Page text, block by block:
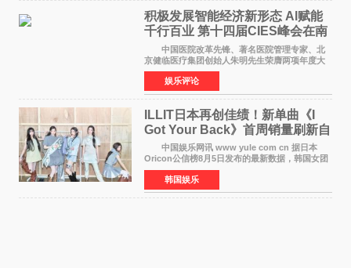
积极发展智能经济新形态 Al赋能
千行百业 第十四届CIES峰会在南
京盛大召开
中国医院改革先锋、著名医院管理专家、北
京健临医疗集团创始人朱明先生荣膺两项年度大
奖 2026年7月31日，盛夏金陵，长江之畔，
以重落地·真务实·强链接为主题的2026&lsquo;人
工智能+&rsquo
娱乐评论
ILLIT日本再创佳绩！新单曲《I
Got Your Back》首周销量刷新自
身纪录
中国娱乐网讯 www yule com cn 据日本
Oricon公信榜8月5日发布的最新数据，韩国女团
ILLIT在日本发行的第二张单曲《I Got Your
Back》首周销量达到71,009张，成功跻身最新一
期周单曲排行
韩国娱乐